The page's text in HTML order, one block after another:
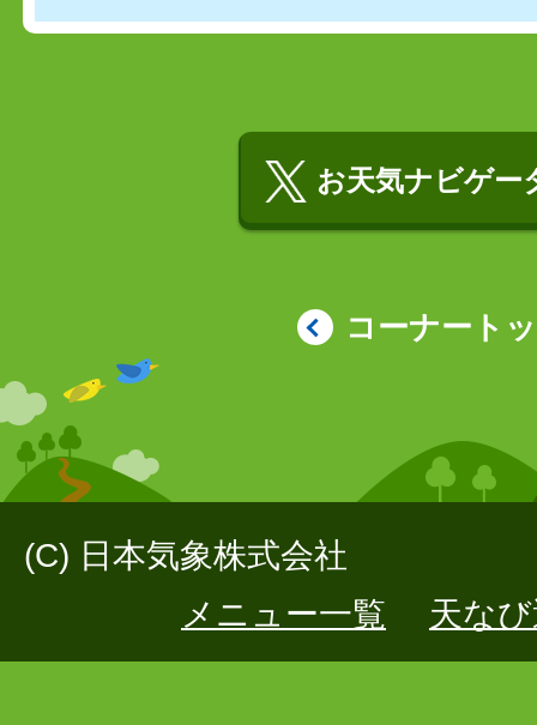
お天気ナビゲー
コーナート
(C) 日本気象株式会社
メニュー一覧
天な